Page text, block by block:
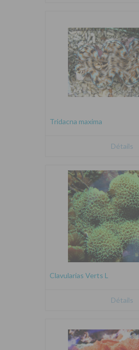
Tridacna maxima
Détails
Clavularias Verts L
Détails